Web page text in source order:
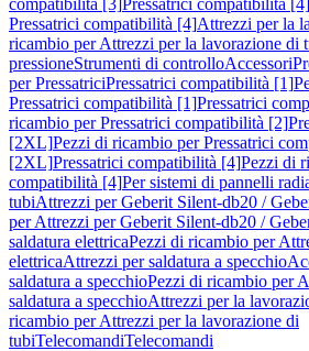
compatibilità [3]Pressatrici compatibilità [4]
Pressatrici compatibilità [4]Attrezzi per la
ricambio per Attrezzi per la lavorazione di
pressioneStrumenti di controlloAccessori
per PressatriciPressatrici compatibilità [1]
Pressatrici compatibilità [1]Pressatrici
ricambio per Pressatrici compatibilità [2]
[2XL]Pezzi di ricambio per Pressatrici
[2XL]Pressatrici compatibilità [4]Pezzi di
compatibilità [4]Per sistemi di pannelli
tubiAttrezzi per Geberit Silent-db20 /
per Attrezzi per Geberit Silent-db20 /
saldatura elettricaPezzi di ricambio per
elettricaAttrezzi per saldatura a specchio
saldatura a specchioPezzi di ricambio per
saldatura a specchioAttrezzi per la
ricambio per Attrezzi per la lavorazione di
tubiTelecomandiTelecomandi